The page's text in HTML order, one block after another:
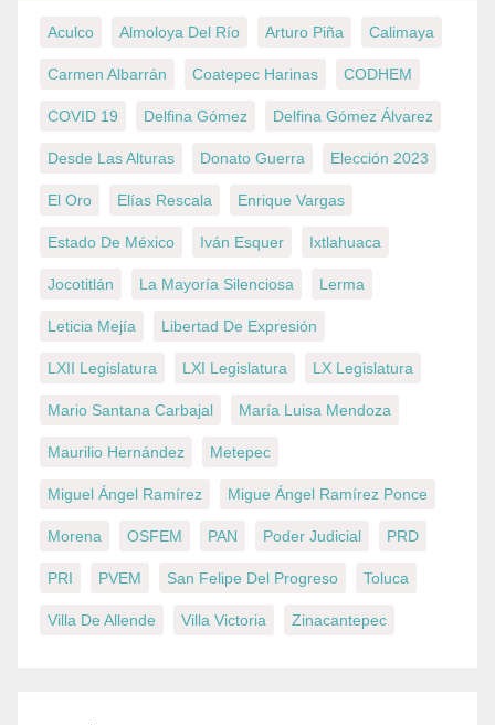
Aculco Almoloya Del Río Arturo Piña Calimaya
Carmen Albarrán Coatepec Harinas CODHEM
COVID 19 Delfina Gómez Delfina Gómez Álvarez
Desde Las Alturas Donato Guerra Elección 2023
El Oro Elías Rescala Enrique Vargas
Estado De México Iván Esquer Ixtlahuaca
Jocotitlán La Mayoría Silenciosa Lerma
Leticia Mejía Libertad De Expresión
LXII Legislatura LXI Legislatura LX Legislatura
Mario Santana Carbajal María Luisa Mendoza
Maurilio Hernández Metepec
Miguel Ángel Ramírez Migue Ángel Ramírez Ponce
Morena OSFEM PAN Poder Judicial PRD
PRI PVEM San Felipe Del Progreso Toluca
Villa De Allende Villa Victoria Zinacantepec